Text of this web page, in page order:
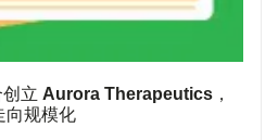
立 Aurora Therapeutics，
向规模化